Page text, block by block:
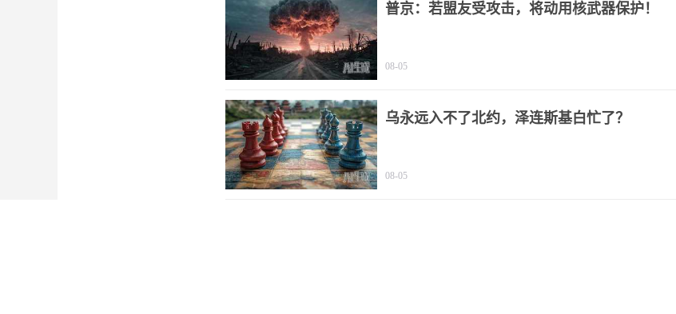
普京：若盟友受攻击，将动用核武器保护！
08-05
乌永远入不了北约，泽连斯基白忙了？
08-05